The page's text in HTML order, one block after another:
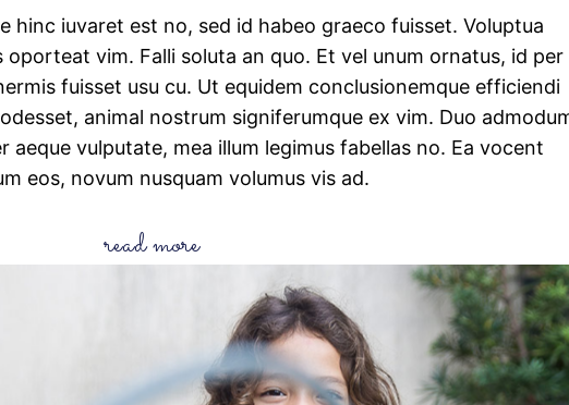
hinc iuvaret est no, sed id habeo graeco fuisset. Voluptua
oporteat vim. Falli soluta an quo. Et vel unum ornatus, id per
fuisset usu cu. Ut equidem conclusionemque efficiendi
animal nostrum signiferumque ex vim. Duo
aeque vulputate, mea illum legimus fabellas no. Ea vocent
eos, novum nusquam volumus vis ad.
read more